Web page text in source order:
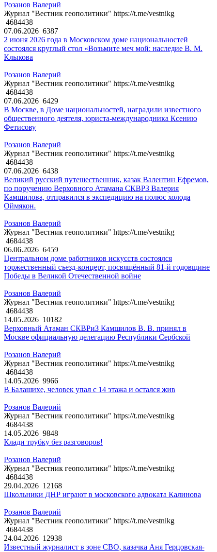
Розанов Валерий
Журнал "Вестник геополитики" https://t.me/vestnikg
4684438
07.06.2026 6387
2 июня 2026 года в Московском доме национальностей
состоялся круглый стол «Возьмите меч мой: наследие В. М.
Клыкова
Розанов Валерий
Журнал "Вестник геополитики" https://t.me/vestnikg
4684438
07.06.2026 6429
В Москве, в Доме национальностей, наградили известного
общественного деятеля, юриста-международника Ксению
Фетисову
Розанов Валерий
Журнал "Вестник геополитики" https://t.me/vestnikg
4684438
07.06.2026 6438
Великий русский путешественник, казак Валентин Ефремов,
по поручению Верховного Атамана СКВРЗ Валерия
Камшилова, отправился в экспедицию на полюс холода
Оймякон.
Розанов Валерий
Журнал "Вестник геополитики" https://t.me/vestnikg
4684438
06.06.2026 6459
Центральном доме работников искусств состоялся
торжественный съезд-концерт, посвящённый 81-й годовщине
Победы в Великой Отечественной войне
Розанов Валерий
Журнал "Вестник геополитики" https://t.me/vestnikg
4684438
14.05.2026 10182
Верховный Атаман СКВРиЗ Камшилов В. В. принял в
Москве официальную делегацию Республики Сербской
Розанов Валерий
Журнал "Вестник геополитики" https://t.me/vestnikg
4684438
14.05.2026 9966
В Балашихе, человек упал с 14 этажа и остался жив
Розанов Валерий
Журнал "Вестник геополитики" https://t.me/vestnikg
4684438
14.05.2026 9848
Клади трубку без разговоров!
Розанов Валерий
Журнал "Вестник геополитики" https://t.me/vestnikg
4684438
29.04.2026 12168
Школьники ДНР играют в московского адвоката Калинова
Розанов Валерий
Журнал "Вестник геополитики" https://t.me/vestnikg
4684438
24.04.2026 12938
Известный журналист в зоне СВО, казачка Аня Герцовская-